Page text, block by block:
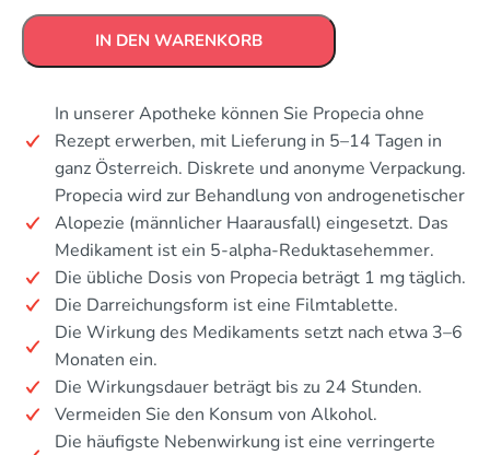
IN DEN WARENKORB
In unserer Apotheke können Sie Propecia ohne
Rezept erwerben, mit Lieferung in 5–14 Tagen in
ganz Österreich. Diskrete und anonyme Verpackung.
Propecia wird zur Behandlung von androgenetischer
Alopezie (männlicher Haarausfall) eingesetzt. Das
Medikament ist ein 5-alpha-Reduktasehemmer.
Die übliche Dosis von Propecia beträgt 1 mg täglich.
Die Darreichungsform ist eine Filmtablette.
Die Wirkung des Medikaments setzt nach etwa 3–6
Monaten ein.
Die Wirkungsdauer beträgt bis zu 24 Stunden.
Vermeiden Sie den Konsum von Alkohol.
Die häufigste Nebenwirkung ist eine verringerte